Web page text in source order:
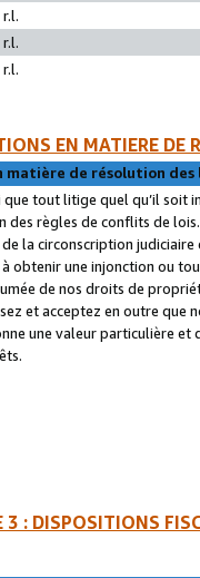
EN MATIERE DE
matière de résolution
que tout litige quel qu’il soit
des règles de conflits de
la circonscription
obtenir une injonction ou
de nos droits de
et acceptez en outre que
une valeur particulière
3 : DISPOSITIONS